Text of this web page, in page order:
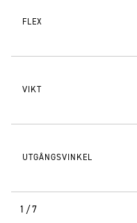
FLEX
VIKT
UTGÅNGSVINKEL
1/7